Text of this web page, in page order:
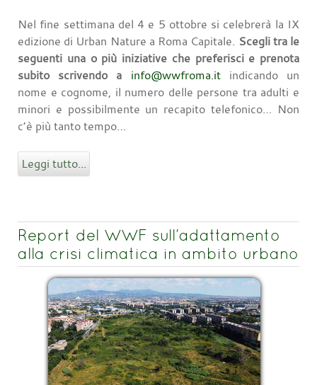
Nel fine settimana del 4 e 5 ottobre si celebrerà la IX
edizione di Urban Nature a Roma Capitale. Scegli tra le
seguenti una o più iniziative che preferisci e prenota
subito scrivendo a
info@wwfroma.itindicando un
nome e cognome, il numero delle persone tra adulti e
minori e possibilmente un recapito telefonico… Non
c’è più tanto tempo…
Leggi tutto...
Report del WWF sull’adattamento
alla crisi climatica in ambito urbano